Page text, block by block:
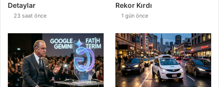
Detaylar
23 saat önce
Rekor Kırdı
1 gün önce